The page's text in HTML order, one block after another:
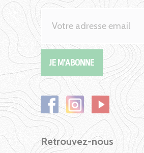
Retrouvez-nous